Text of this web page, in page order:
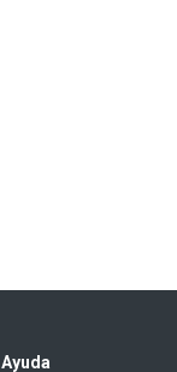
Ayuda